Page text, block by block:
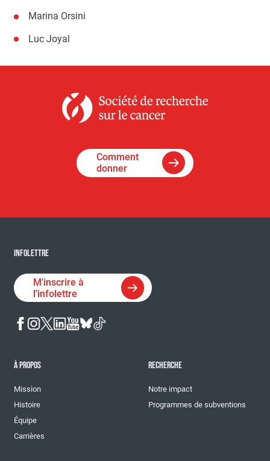
Marina Orsini
Luc Joyal
Comment
donner
INFOLETTRE
M'inscrire à
l'infolettre
À PROPOS
Mission
Histoire
Équipe
Carrières
RECHERCHE
Notre impact
Programmes de subventions